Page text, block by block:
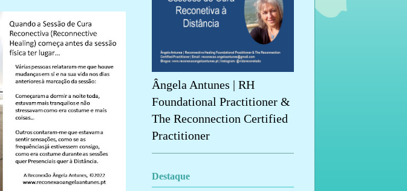
Ângela Antunes | RH
Foundational Practitioner &
The Reconnection Certified
Practitioner
Destaque